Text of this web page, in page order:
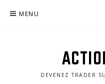
MENU
DEVENEZ TRADER